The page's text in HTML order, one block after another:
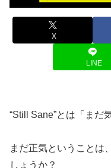
X
LINE
“Still Sane”とは「まだ
まだ正気ということは
しょうか？